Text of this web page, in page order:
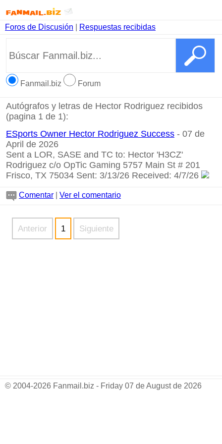
Foros de Discusión Respuestas recibidas
Fanmail.biz Forum
Autógrafos y letras de Hector Rodriguez recibidos
(pagina 1 de 1):
ESports Owner Hector Rodriguez Success - 07 de
April de 2026
Sent a LOR, SASE and TC to: Hector 'H3CZ'
Rodriguez c/o OpTic Gaming 5757 Main St # 201
Frisco, TX 75034 Sent: 3/13/26 Received: 4/7/26
Comentar Ver el comentario
Anterior 1 Siguiente
© 2004-2026 Fanmail.biz - Friday 07 de August de 2026